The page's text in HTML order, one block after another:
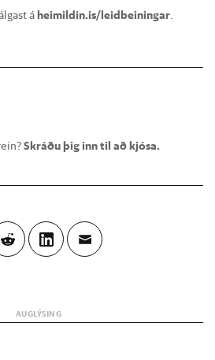
áheimildin.is/leidbeiningar.
Skráðu þig inn til að kjósa.